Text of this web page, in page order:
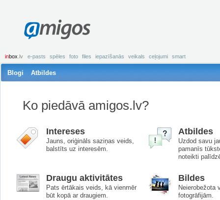
amigos
inbox .lv e-pasts spēles foto files iepazīšanās veikals ceļojumi smart
Blogi Atbildes
Ko piedāvā amigos.lv?
Intereses
Jauns, oriģināls saziņas veids,
balstīts uz interesēm.
Atbildes
Uzdod savu
pamanīs
noteikti
Draugu aktivitātes
Pats ērtākais veids, kā vienmēr
būt kopā ar draugiem.
Bildes
Neierobežota
fotogrāfijām.